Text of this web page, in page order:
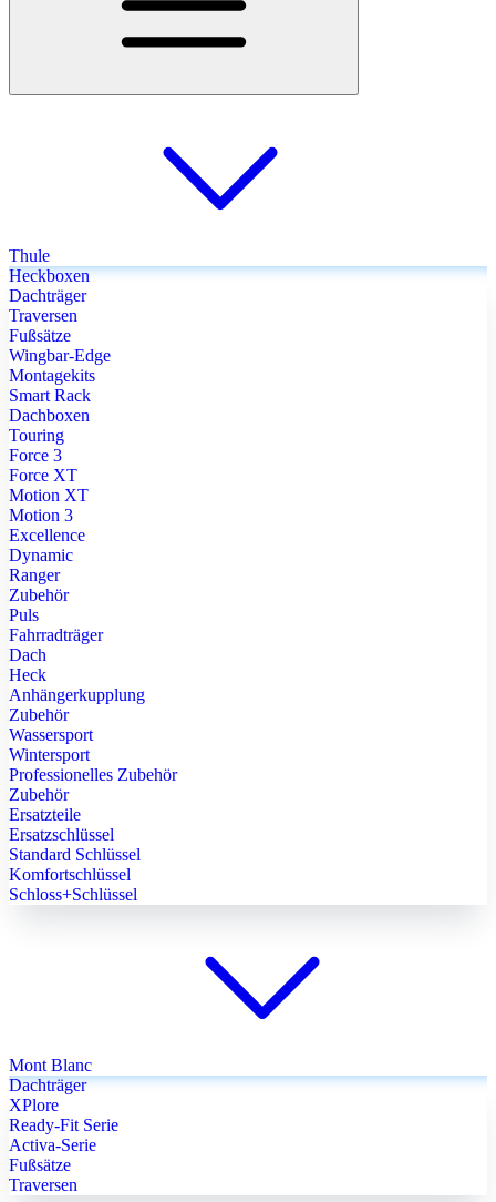
Thule
Heckboxen
Dachträger
Traversen
Fußsätze
Wingbar-Edge
Montagekits
Smart Rack
Dachboxen
Touring
Force 3
Force XT
Motion XT
Motion 3
Excellence
Dynamic
Ranger
Zubehör
Puls
Fahrradträger
Dach
Heck
Anhängerkupplung
Zubehör
Wassersport
Wintersport
Professionelles Zubehör
Zubehör
Ersatzteile
Ersatzschlüssel
Standard Schlüssel
Komfortschlüssel
Schloss+Schlüssel
Mont Blanc
Dachträger
XPlore
Ready-Fit Serie
Activa-Serie
Fußsätze
Traversen